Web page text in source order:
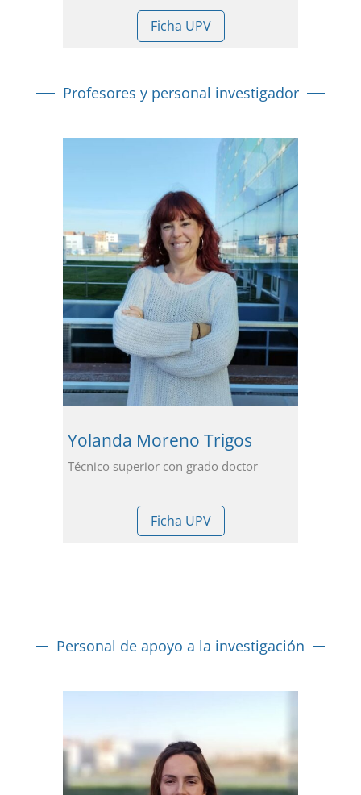
Ficha UPV
Profesores y personal investigador
Yolanda Moreno Trigos
Técnico superior con grado doctor
Ficha UPV
Personal de apoyo a la investigación